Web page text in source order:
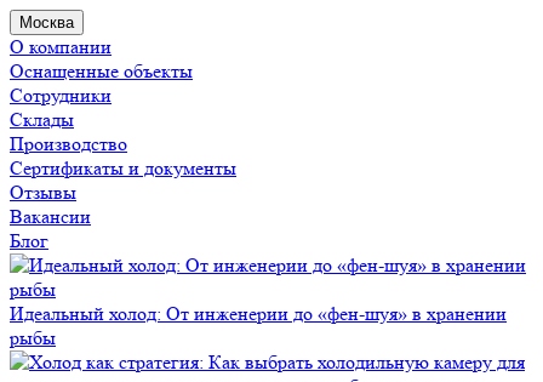
Москва
О компании
Оснащенные объекты
Сотрудники
Склады
Производство
Сертификаты и документы
Отзывы
Вакансии
Блог
Идеальный холод: От инженерии до «фен-шуя» в хранении
рыбы